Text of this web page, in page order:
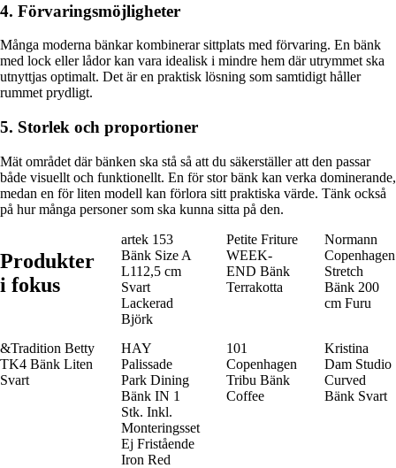
4. Förvaringsmöjligheter
Många moderna bänkar kombinerar sittplats med förvaring. En bänk
med lock eller lådor kan vara idealisk i mindre hem där utrymmet ska
utnyttjas optimalt. Det är en praktisk lösning som samtidigt håller
rummet prydligt.
5. Storlek och proportioner
Mät området där bänken ska stå så att du säkerställer att den passar
både visuellt och funktionellt. En för stor bänk kan verka dominerande,
medan en för liten modell kan förlora sitt praktiska värde. Tänk också
på hur många personer som ska kunna sitta på den.
Produkter
i fokus
artek 153
Bänk Size A
L112,5 cm
Svart
Lackerad
Björk
Petite Friture
WEEK-
END Bänk
Terrakotta
Normann
Copenhagen
Stretch
Bänk 200
cm Furu
&Tradition Betty
TK4 Bänk Liten
Svart
HAY
Palissade
Park Dining
Bänk IN 1
Stk. Inkl.
Monteringsset
Ej Fristående
Iron Red
101
Copenhagen
Tribu Bänk
Coffee
Kristina
Dam Studio
Curved
Bänk Svart